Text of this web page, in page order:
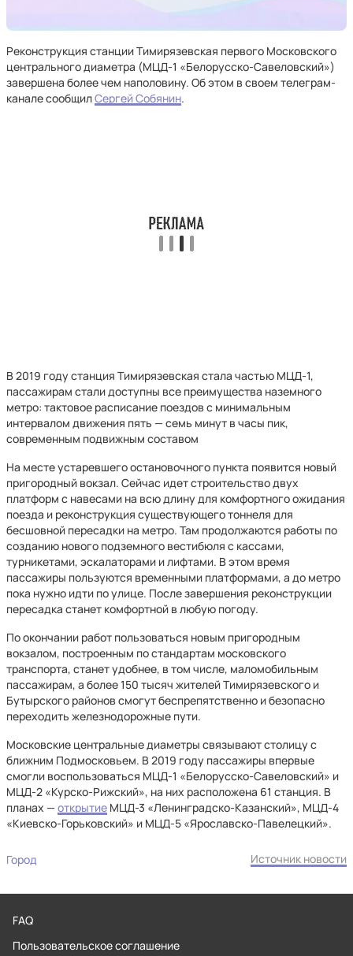
Реконструкция станции Тимирязевская первого Московского
центрального диаметра (МЦД-1 «Белорусско-Савеловский»)
завершена более чем наполовину. Об этом в своем телеграм-
канале сообщилСергей Собянин.
В 2019 году станция Тимирязевская стала частью МЦД-1,
пассажирам стали доступны все преимущества наземного
метро: тактовое расписание поездов с минимальным
интервалом движения пять — семь минут в часы пик,
современным подвижным составом
На месте устаревшего остановочного пункта появится новый
пригородный вокзал. Сейчас идет строительство двух
платформ с навесами на всю длину для комфортного ожидания
поезда и реконструкция существующего тоннеля для
бесшовной пересадки на метро. Там продолжаются работы по
созданию нового подземного вестибюля с кассами,
турникетами, эскалаторами и лифтами. В этом время
пассажиры пользуются временными платформами, а до метро
пока нужно идти по улице. После завершения реконструкции
пересадка станет комфортной в любую погоду.
По окончании работ пользоваться новым пригородным
вокзалом, построенным по стандартам московского
транспорта, станет удобнее, в том числе, маломобильным
пассажирам, а более 150 тысяч жителей Тимирязевского и
Бутырского районов смогут беспрепятственно и безопасно
переходить железнодорожные пути.
Московские центральные диаметры связывают столицу с
ближним Подмосковьем. В 2019 году пассажиры впервые
смогли воспользоваться МЦД-1 «Белорусско-Савеловский» и
МЦД-2 «Курско-Рижский», на них расположена 61 станция. В
планах — открытие МЦД-3 «Ленинградско-Казанский», МЦД-4
«Киевско-Горьковский» и МЦД-5 «Ярославско-Павелецкий».
Город Источник новости
FAQ
Пользовательское соглашение